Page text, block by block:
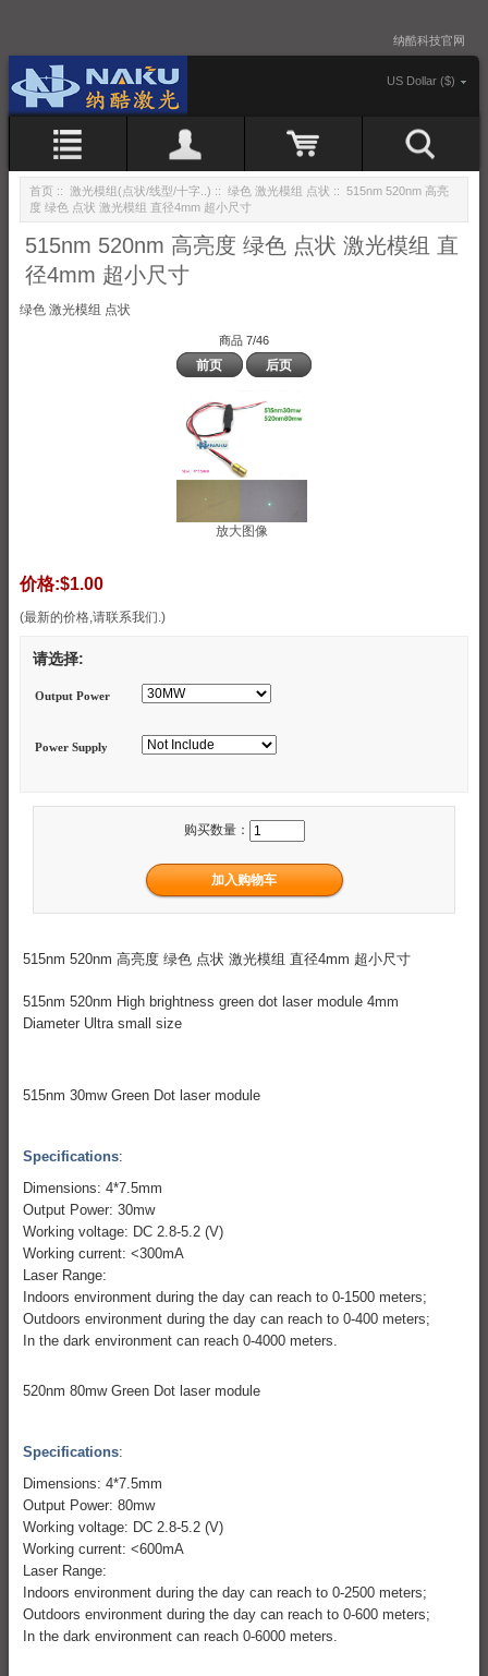
纳酷科技官网
US Dollar ($)
首页 :: 激光模组(点状/线型/十字..) :: 绿色 激光模组 点状 :: 515nm 520nm 高亮
度 绿色 点状 激光模组 直径4mm 超小尺寸
515nm 520nm 高亮度 绿色 点状 激光模组 直
径4mm 超小尺寸
绿色 激光模组 点状
商品 7/46
前页 后页
放大图像
价格:$1.00
(最新的价格,请联系我们.)
请选择:
Output Power
Power Supply
购买数量：
515nm 520nm 高亮度 绿色 点状 激光模组 直径4mm 超小尺寸
515nm 520nm High brightness green dot laser module 4mm
Diameter Ultra small size
515nm 30mw Green Dot laser module
Specifications:
Dimensions: 4*7.5mm
Output Power: 30mw
Working voltage: DC 2.8-5.2 (V)
Working current: <300mA
Laser Range:
Indoors environment during the day can reach to 0-1500 meters;
Outdoors environment during the day can reach to 0-400 meters;
In the dark environment can reach 0-4000 meters.
520nm 80mw Green Dot laser module
Specifications:
Dimensions: 4*7.5mm
Output Power: 80mw
Working voltage: DC 2.8-5.2 (V)
Working current: <600mA
Laser Range:
Indoors environment during the day can reach to 0-2500 meters;
Outdoors environment during the day can reach to 0-600 meters;
In the dark environment can reach 0-6000 meters.